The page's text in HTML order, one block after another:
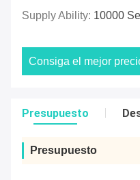
Supply Ability: 10000
Consiga el mejor
Presupuesto
Presupuesto